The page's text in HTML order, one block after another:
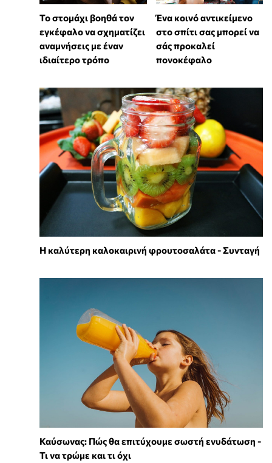
Το στομάχι βοηθά τον
εγκέφαλο να σχηματίζει
αναμνήσεις με έναν
ιδιαίτερο τρόπο
Ένα κοινό αντικείμενο
στο σπίτι σας μπορεί να
σάς προκαλεί
πονοκέφαλο
Η καλύτερη καλοκαιρινή φρουτοσαλάτα - Συνταγή
Καύσωνας: Πώς θα επιτύχουμε σωστή ενυδάτωση -
Τι να τρώμε και τι όχι